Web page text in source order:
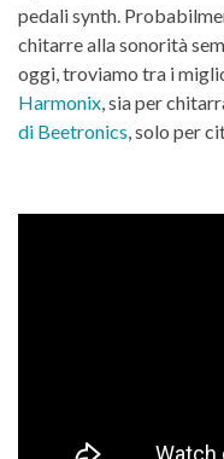
pedali synth.
chitarre alla sonorità
oggi, troviamo tra i
Harmonix, sia per
di Beetronics, solo per